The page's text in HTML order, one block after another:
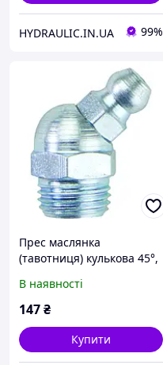
HYDRAULIC.IN.UA 99%
Прес маслянка
(тавотниця) кулькова 45°,
поштучно, DIN71412 |
UMETA Німеччина
В наявності
147₴
Купити